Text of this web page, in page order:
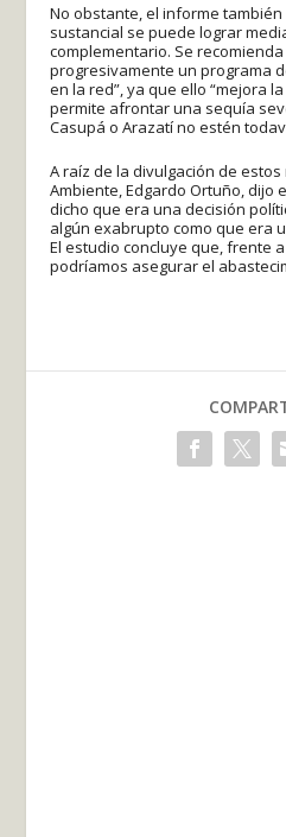
No obstante, el informe
sustancial se puede lograr
complementario. Se
progresivamente un programa
en la red”, ya que ello “mejora
permite afrontar una sequía
Casupá o Arazatí no estén
A raíz de la divulgación de
Ambiente, Edgardo Ortuño, dijo
dicho que era una decisión
algún exabrupto como que era
El estudio concluye que, frente
podríamos asegurar el